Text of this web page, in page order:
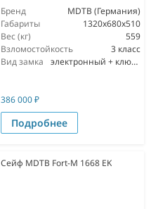
Бренд
MDTB (Германия)
Габариты
1320x680x510
Вес (кг)
559
Взломостойкость
3 класс
Вид замка
электронный + ключевой
386 000₽
Подробнее
Сейф MDTB Fort-M 1668 EK